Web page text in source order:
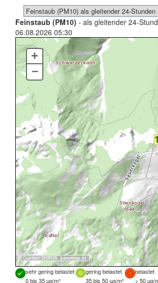
Feinstaub (PM10) - als gleitender 24-
06.08.2026 05:30
Quellen: DORIS, basemap.at
+
–
sehr gering belastet gering belastet
belastet
0 bis 35 µg/m³
35 bis 50 µg/m³ > 50 µg/